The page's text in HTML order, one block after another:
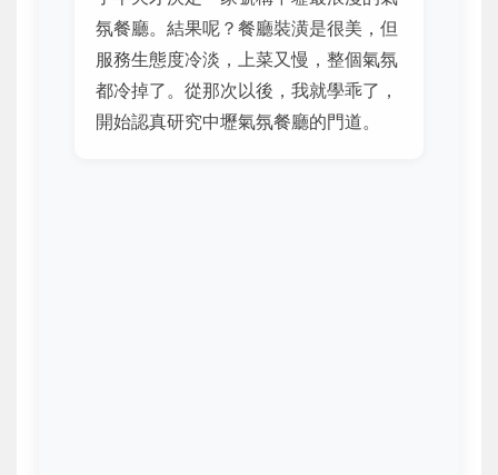
氛餐廳。結果呢？餐廳裝潢是很美，但
服務生態度冷淡，上菜又慢，整個氣氛
都冷掉了。從那次以後，我就學乖了，
開始認真研究中壢氣氛餐廳的門道。